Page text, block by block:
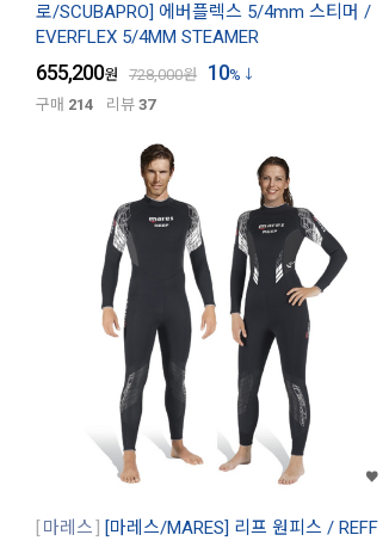
로/SCUBAPRO] 에버플렉스 5/4mm 스티머 /
EVERFLEX 5/4MM STEAMER
655,200원 728,000원 10%
구매 214 리뷰 37
마레스
[마레스/MARES] 리프 원피스 / REFF